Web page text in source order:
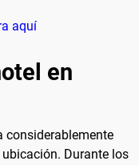
aquí
en
considerablemente
Durante los